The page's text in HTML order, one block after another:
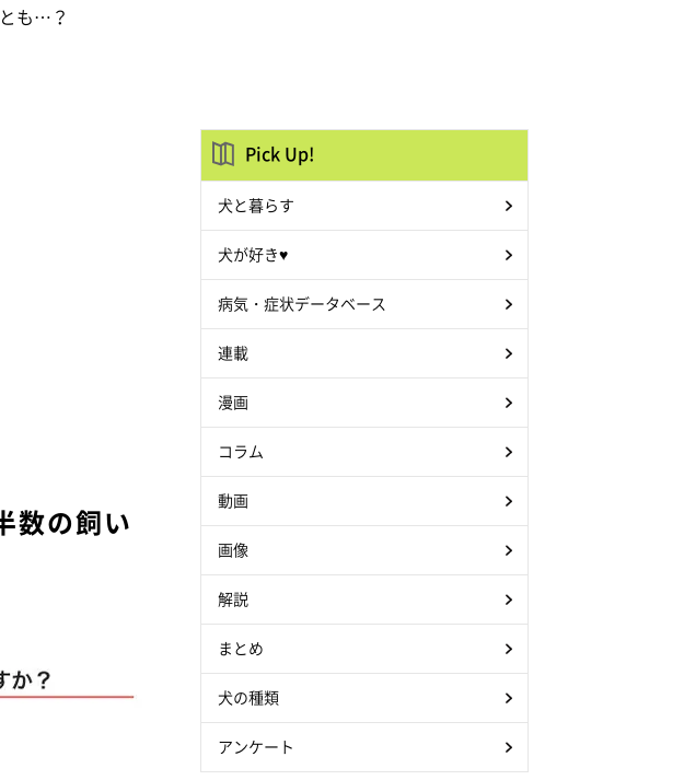
も…？
数の飼い
Pick Up!
犬と暮らす
犬が好き♥
病気・症状データベース
連載
漫画
コラム
動画
画像
解説
まとめ
犬の種類
アンケート